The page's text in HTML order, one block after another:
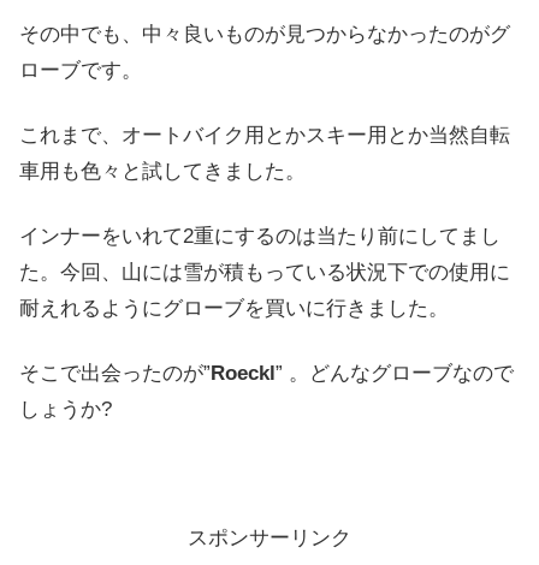
その中でも、中々良いものが見つからなかったのがグ
ローブです。
これまで、オートバイク用とかスキー用とか当然自転
車用も色々と試してきました。
インナーをいれて2重にするのは当たり前にしてまし
た。今回、山には雪が積もっている状況下での使用に
耐えれるようにグローブを買いに行きました。
そこで出会ったのが”Roeckl” 。どんなグローブなので
しょうか?
スポンサーリンク